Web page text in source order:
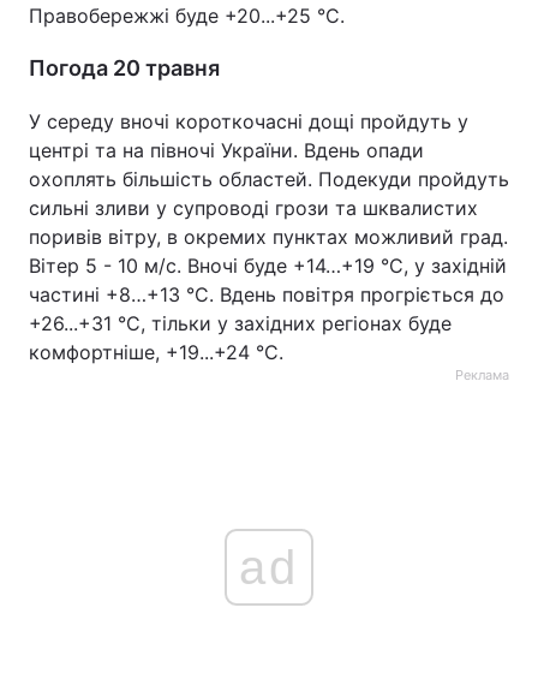
Правобережжі буде +20...+25 °С.
Погода 20 травня
У середу вночі короткочасні дощі пройдуть у
центрі та на півночі України. Вдень опади
охоплять більшість областей. Подекуди пройдуть
сильні зливи у супроводі грози та шквалистих
поривів вітру, в окремих пунктах можливий град.
Вітер 5 - 10 м/с. Вночі буде +14…+19 °С, у західній
частині +8…+13 °С. Вдень повітря прогріється до
+26...+31 °С, тільки у західних регіонах буде
комфортніше, +19...+24 °С.
Реклама
ad